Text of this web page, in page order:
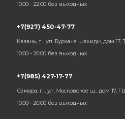
10:00 - 22:00 без выходных
+7(927) 450-47-77
Казань, г. , ул. Бурхана Шахиди, дом
10:00 - 20:00 без выходных
+7(985) 427-17-77
Самара, г. , ул. Московское ш., дом 17,
10:00 - 20:00 без выходных